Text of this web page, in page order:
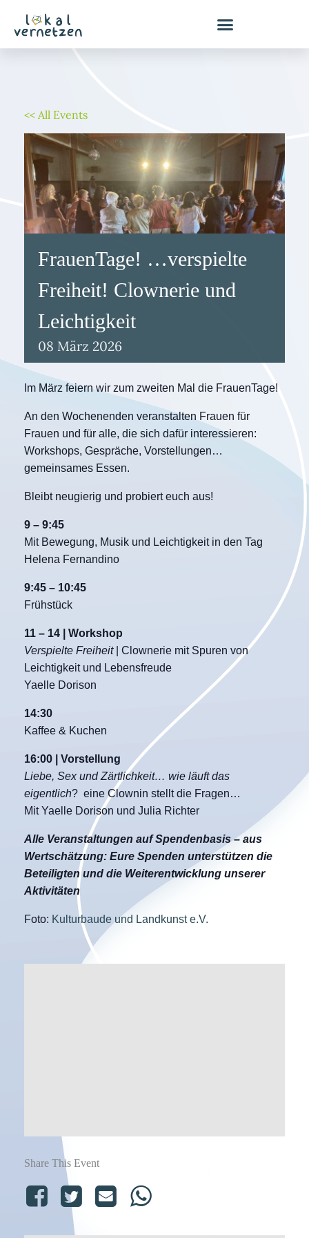
Inhalt
springen
<< All Events
FrauenTage! …verspielte
Freiheit! Clownerie und
Leichtigkeit
08 März 2026
Im März feiern wir zum zweiten Mal die FrauenTage!
An den Wochenenden veranstalten Frauen für
Frauen und für alle, die sich dafür interessieren:
Workshops, Gespräche, Vorstellungen…
gemeinsames Essen.
Bleibt neugierig und probiert euch aus!
9 – 9:45
Mit Bewegung, Musik und Leichtigkeit in den Tag
Helena Fernandino
9:45 – 10:45
Frühstück
11 – 14 | Workshop
Verspielte Freiheit| Clownerie mit Spuren von
Leichtigkeit und Lebensfreude
Yaelle Dorison
14:30
Kaffee & Kuchen
16:00 | Vorstellung
Liebe, Sex und Zärtlichkeit… wie läuft das
eigentlich? eine Clownin stellt die Fragen…
Mit Yaelle Dorison und Julia Richter
Alle Veranstaltungen auf Spendenbasis – aus
Wertschätzung: Eure Spenden unterstützen die
Beteiligten und die Weiterentwicklung unserer
Aktivitäten
Foto: Kulturbaude und Landkunst e.V.
Share This Event